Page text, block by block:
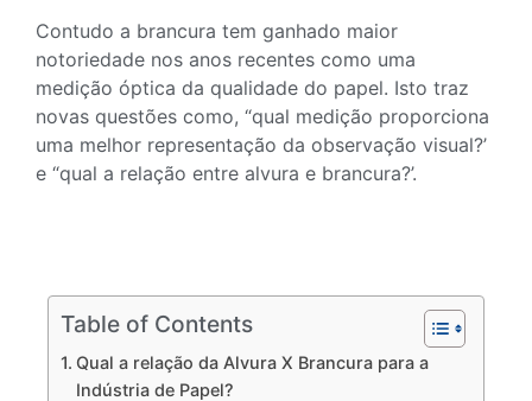
Contudo a brancura tem ganhado maior
notoriedade nos anos recentes como uma
medição óptica da qualidade do papel. Isto traz
novas questões como, “qual medição proporciona
uma melhor representação da observação visual?’
e “qual a relação entre alvura e brancura?’.
Table of Contents
Qual a relação da Alvura X Brancura para a
Indústria de Papel?